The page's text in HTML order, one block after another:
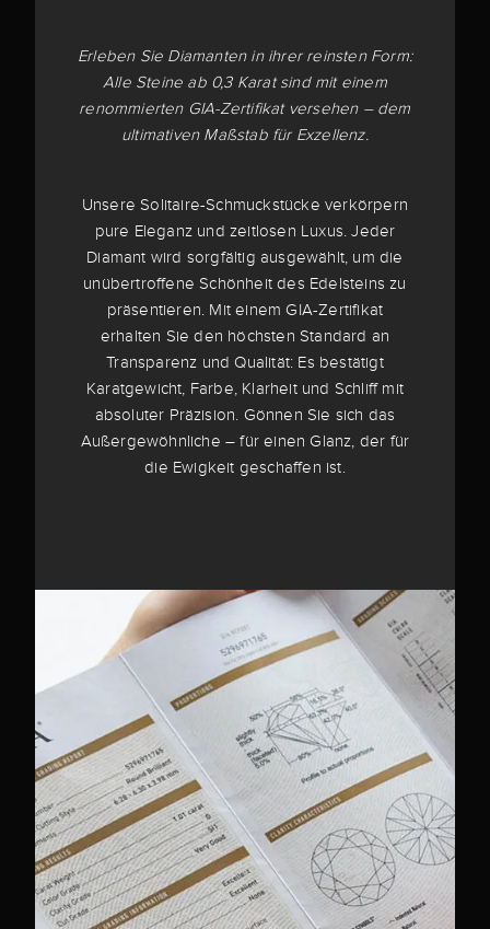
Erleben Sie Diamanten in ihrer reinsten Form:
Alle Steine ab 0,3 Karat sind mit einem
renommierten GIA-Zertifikat versehen – dem
ultimativen Maßstab für Exzellenz.
Unsere Solitaire-Schmuckstücke verkörpern
pure Eleganz und zeitlosen Luxus. Jeder
Diamant wird sorgfältig ausgewählt, um die
unübertroffene Schönheit des Edelsteins zu
präsentieren. Mit einem GIA-Zertifikat
erhalten Sie den höchsten Standard an
Transparenz und Qualität: Es bestätigt
Karatgewicht, Farbe, Klarheit und Schliff mit
absoluter Präzision. Gönnen Sie sich das
Außergewöhnliche – für einen Glanz, der für
die Ewigkeit geschaffen ist.